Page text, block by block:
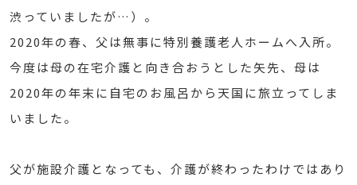
渋っていましたが…）。
2020年の春、父は無事に特別養護老人ホームへ入所。
今度は母の在宅介護と向き合おうとした矢先、母は
2020年の年末に自宅のお風呂から天国に旅立ってしま
いました。
父が施設介護となっても、介護が終わったわけではあり